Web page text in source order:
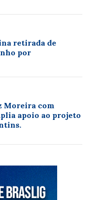
retirada de
por
Moreira com
apoio ao projeto